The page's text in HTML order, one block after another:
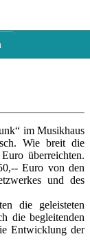
im Musikhaus
Wie breit die
überreichten.
Euro von den
und des
die geleisteten
die begleitenden
Entwicklung der